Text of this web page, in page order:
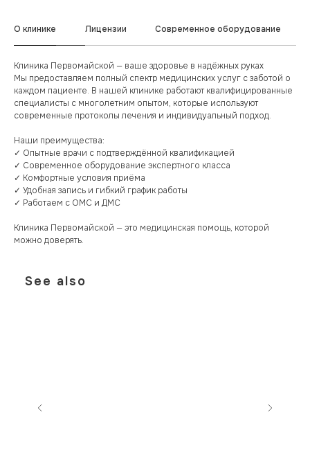
О клинике Лицензии Современное оборудование
Клиника Первомайской — ваше здоровье в надёжных руках
Мы предоставляем полный спектр медицинских услуг с заботой о
каждом пациенте. В нашей клинике работают квалифицированные
специалисты с многолетним опытом, которые используют
современные протоколы лечения и индивидуальный подход.
Наши преимущества:
✓ Опытные врачи с подтверждённой квалификацией
✓ Современное оборудование экспертного класса
✓ Комфортные условия приёма
✓ Удобная запись и гибкий график работы
✓ Работаем с ОМС и ДМС
Клиника Первомайской — это медицинская помощь, которой
можно доверять.
See also